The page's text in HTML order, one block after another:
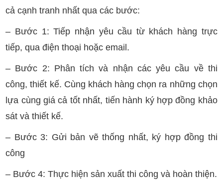
cả cạnh tranh nhất qua các bước:
– Bước 1: Tiếp nhận yêu cầu từ khách hàng trực
tiếp, qua điện thoại hoặc email.
– Bước 2: Phân tích và nhận các yêu cầu về thi
công, thiết kế. Cùng khách hàng chọn ra những chọn
lựa cùng giá cả tốt nhất, tiến hành ký hợp đồng khảo
sát và thiết kế.
– Bước 3: Gửi bản vẽ thống nhất, ký hợp đồng thi
công
– Bước 4: Thực hiện sản xuất thi công và hoàn thiện.